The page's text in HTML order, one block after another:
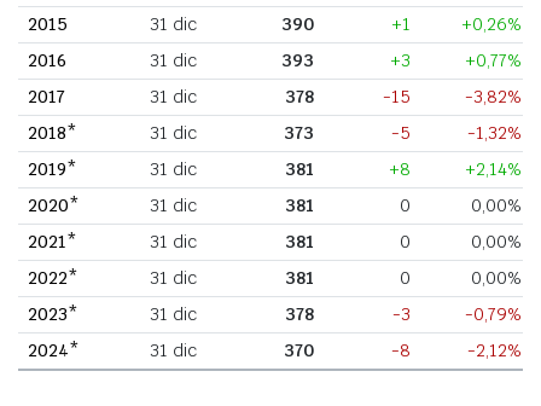
2015
31 dic 390 +1
+0,26%
2016
31 dic 393 +3
+0,77%
2017
31 dic 378 -15
-3,82%
2018*
31 dic 373 -5
-1,32%
2019*
31 dic 381 +8
+2,14%
2020*
31 dic 381 0
0,00%
2021*
31 dic 381 0
0,00%
2022*
31 dic 381 0
0,00%
2023*
31 dic 378 -3
-0,79%
2024*
31 dic 370 -8 -2,12%